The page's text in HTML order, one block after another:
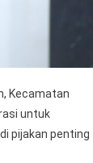
Kecamatan
untuk
pijakan penting